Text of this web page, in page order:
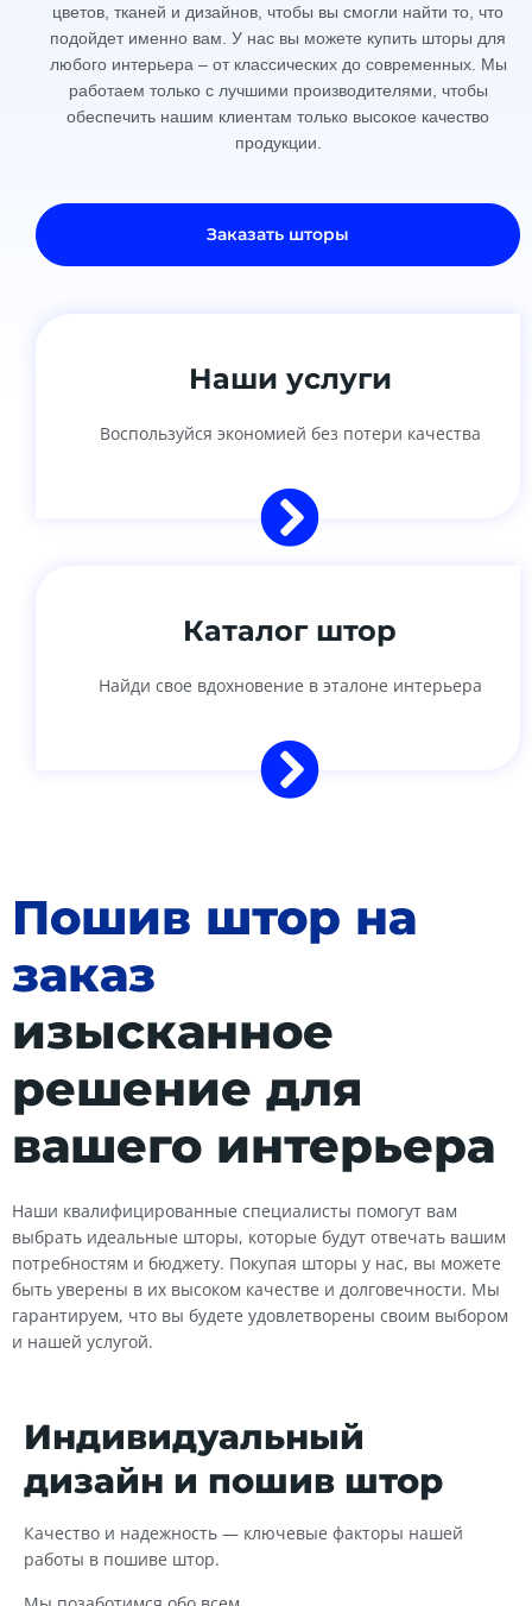
цветов, тканей и дизайнов, чтобы вы смогли найти то, что
подойдет именно вам. У нас вы можете купить шторы для
любого интерьера – от классических до современных. Мы
работаем только с лучшими производителями, чтобы
обеспечить нашим клиентам только высокое качество
продукции.
Заказать шторы
Наши услуги
Воспользуйся экономией без потери качества
Каталог штор
Найди свое вдохновение в эталоне интерьера
Пошив штор на
заказ
изысканное
решение для
вашего интерьера
Наши квалифицированные специалисты помогут вам
выбрать идеальные шторы, которые будут отвечать вашим
потребностям и бюджету. Покупая шторы у нас, вы можете
быть уверены в их высоком качестве и долговечности. Мы
гарантируем, что вы будете удовлетворены своим выбором
и нашей услугой.
Индивидуальный
дизайн и пошив штор
Качество и надежность — ключевые факторы нашей
работы в пошиве штор.